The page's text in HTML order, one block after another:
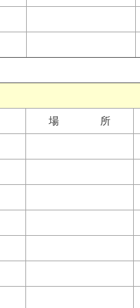
場 所